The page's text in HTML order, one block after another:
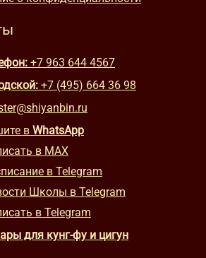
+7 963 644 4567
+7 (495) 664 36 98
в WhatsApp
в MAX
в Telegram
Школы в Telegram
в Telegram
для кунг-фу и цигун